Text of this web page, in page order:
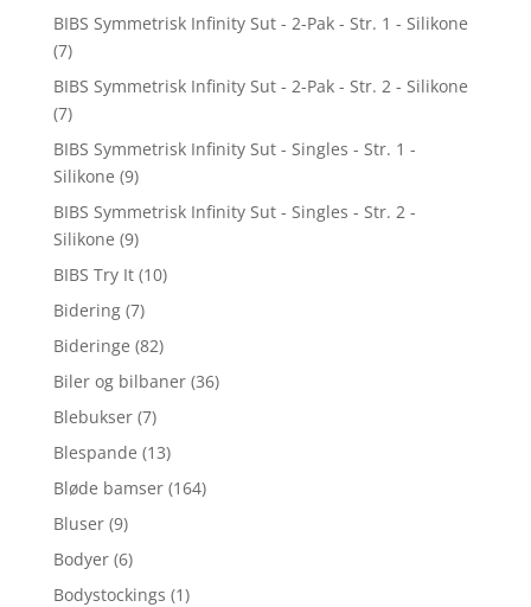
BIBS Symmetrisk Infinity Sut - 2-Pak - Str. 1 - Silikone
(7)
BIBS Symmetrisk Infinity Sut - 2-Pak - Str. 2 - Silikone
(7)
BIBS Symmetrisk Infinity Sut - Singles - Str. 1 -
Silikone (9)
BIBS Symmetrisk Infinity Sut - Singles - Str. 2 -
Silikone (9)
BIBS Try It (10)
Bidering (7)
Bideringe (82)
Biler og bilbaner (36)
Blebukser (7)
Blespande (13)
Bløde bamser (164)
Bluser (9)
Bodyer (6)
Bodystockings (1)